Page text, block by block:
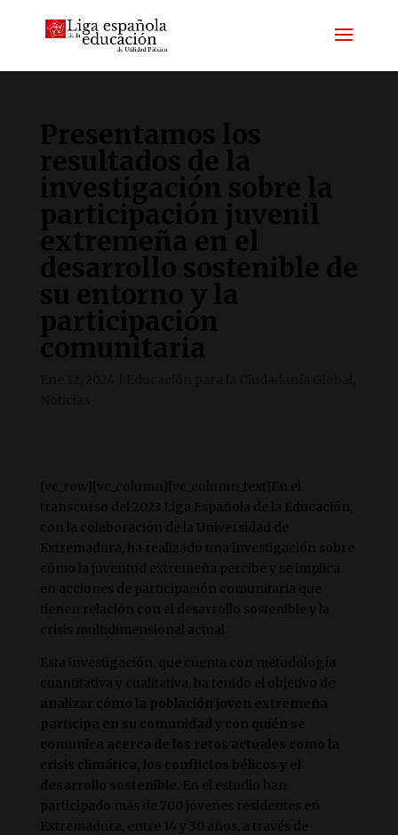
Presentamos los
resultados de la
investigación sobre la
participación juvenil
extremeña en el
desarrollo sostenible de
su entorno y la
participación
comunitaria
[vc_row][vc_column][vc_column_text]En el
transcurso del 2023 Liga Española de la Educación,
con la colaboración de la Universidad de
Extremadura, ha realizado una investigación sobre
cómo la juventud extremeña percibe y se implica
en acciones de participación comunitaria que
tienen relación con el desarrollo sostenible y la
crisis multidimensional actual.
Esta investigación, que cuenta con metodología
cuantitativa y cualitativa, ha tenido el objetivo de
analizar cómo la población joven extremeña
participa en su comunidad y con quién se
comunica acerca de los retos actuales como la
crisis climática, los conflictos bélicos y el
desarrollo sostenible . En el estudio han
participado más de 700 jóvenes residentes en
Extremadura, entre 14 y 30 años, a través de